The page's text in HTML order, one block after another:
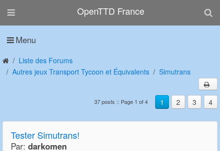
OpenTTD France
Menu
Liste des Forums
Autres jeux Transport Tycoon et Équivalents
Simutrans
1 2 3 4
37 posts :: Page 1 of 4
Tester Simutrans!
Par: darkomen